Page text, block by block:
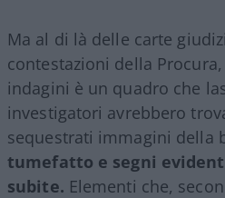
Ma al di là delle carte
contestazioni della
indagini è un quadro che
investigatori avrebbero
sequestrati immagini della
tumefatto e segni
subite. Elementi che,